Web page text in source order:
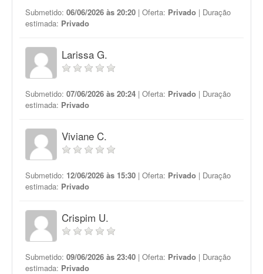
Submetido: 06/06/2026 às 20:20 | Oferta: Privado | Duração
estimada: Privado
Larissa G.
Submetido: 07/06/2026 às 20:24 | Oferta: Privado | Duração
estimada: Privado
Viviane C.
Submetido: 12/06/2026 às 15:30 | Oferta: Privado | Duração
estimada: Privado
Crispim U.
Submetido: 09/06/2026 às 23:40 | Oferta: Privado | Duração
estimada: Privado